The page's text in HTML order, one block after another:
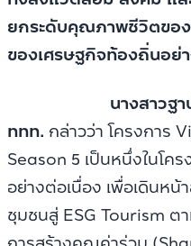
ยกระดับคุณภาพชีวิตของ
ของเศรษฐกิจท้องถิ่นอย่
นางสาวฐาปนีย์
ททท. กล่าวว่า โครงการ
Season 5 เป็นหนึ่งในโค
อย่างต่อเนื่อง เพื่อเดินหน้
ชุมชนสู่ ESG Tourism ต